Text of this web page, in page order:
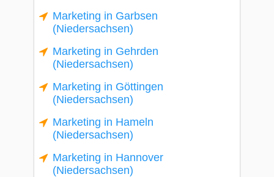
Marketing in Garbsen
(Niedersachsen)
Marketing in Gehrden
(Niedersachsen)
Marketing in Göttingen
(Niedersachsen)
Marketing in Hameln
(Niedersachsen)
Marketing in Hannover
(Niedersachsen)